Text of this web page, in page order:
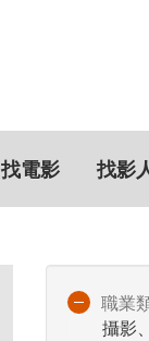
找電影 找影
職業
攝影